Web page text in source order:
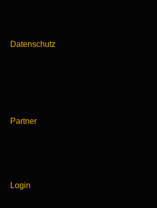
Datenschutz
Partner
Login